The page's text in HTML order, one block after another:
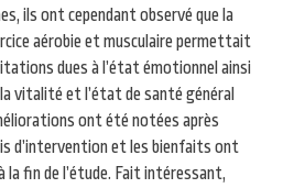
ils ont cependant observé que la
aérobie et musculaire permettait
dues à l’état émotionnel ainsi
la vitalité et l’état de santé général
ont été notées après
d’intervention et les bienfaits ont
la fin de l’étude. Fait intéressant,